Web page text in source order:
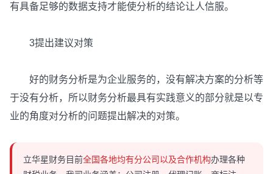
有具备足够的数据支持才能使分析的结论让人信服。
3提出建议对策
好的财务分析是为企业服务的，没有解决方案的分析等
于没有分析，所以财务分析最具有实践意义的部分就是以专
业的角度对分析的问题提出解决的对策。
立华星财务目前全国各地均有分公司以及合作机构办理各种